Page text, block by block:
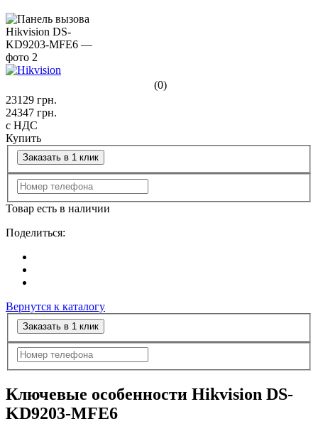
(0)
23129 грн.
24347 грн.
с НДС
Купить
Заказать в 1 клик
Товар есть в наличии
Поделиться:
Вернутся к каталогу
Заказать в 1 клик
Ключевые особенности Hikvision DS-
KD9203-MFE6